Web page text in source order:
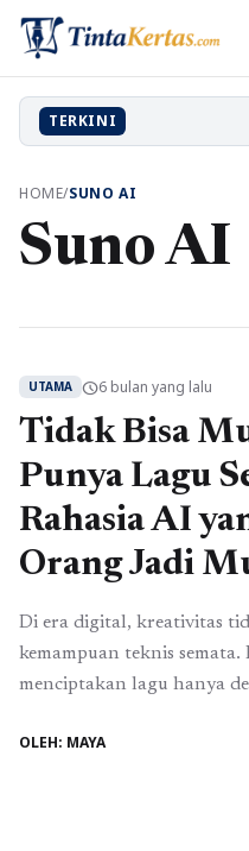
TERKINI
HOME/SUNO AI
Suno AI
UTAMA schedule6 bulan yang lalu
Tidak Bisa
Punya Lagu
Rahasia AI
Orang Jadi
Di era digital, kreativitas
kemampuan teknis semata.
menciptakan lagu hanya
menyoroti bagaimana
OLEH: MAYA